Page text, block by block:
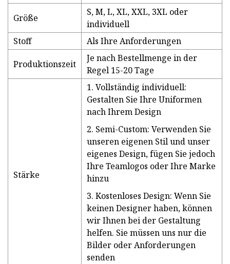
Größe
S, M, L, XL, XXL, 3XL oder
individuell
Stoff
Als Ihre Anforderungen
Produktionszeit
Je nach Bestellmenge in der
Regel 15-20 Tage
Stärke
1. Vollständig individuell:
Gestalten Sie Ihre Uniformen
nach Ihrem Design
2. Semi-Custom: Verwenden Sie
unseren eigenen Stil und unser
eigenes Design, fügen Sie jedoch
Ihre Teamlogos oder Ihre Marke
hinzu
3. Kostenloses Design: Wenn Sie
keinen Designer haben, können
wir Ihnen bei der Gestaltung
helfen. Sie müssen uns nur die
Bilder oder Anforderungen
senden